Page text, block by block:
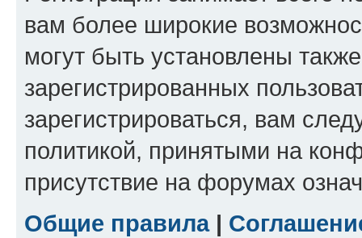
вам более широкие
могут быть установлены
зарегистрированных
зарегистрироваться, вам
политикой, принятыми на
присутствие на форумах
Общие правила|